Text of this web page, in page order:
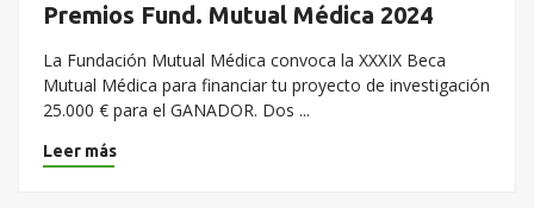
Premios Fund. Mutual Médica 2024
La Fundación Mutual Médica convoca la XXXIX Beca
Mutual Médica para financiar tu proyecto de investigación
25.000 € para el GANADOR. Dos ...
Leer más